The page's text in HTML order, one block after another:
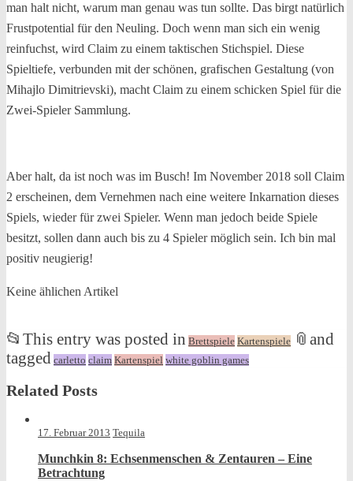
man halt nicht, warum man genau was tun sollte. Das birgt natürlich
Frustpotential für den Neuling. Doch wenn man sich ein wenig
reinfuchst, wird Claim zu einem taktischen Stichspiel. Diese
Spieltiefe, verbunden mit der schönen, grafischen Gestaltung (von
Mihajlo Dimitrievski), macht Claim zu einem schicken Spiel für die
Zwei-Spieler Sammlung.
Aber halt, da ist noch was im Busch! Im November 2018 soll Claim
2 erscheinen, dem Vernehmen nach eine weitere Inkarnation dieses
Spiels, wieder für zwei Spieler. Wenn man jedoch beide Spiele
besitzt, sollen dann auch bis zu 4 Spieler möglich sein. Ich bin mal
positiv neugierig!
Keine ählichen Artikel
📂 This entry was posted in Brettspiele Kartenspiele 📎 and
tagged carletto claim Kartenspiel white goblin games
Related Posts
17. Februar 2013 Tequila
Munchkin 8: Echsenmenschen & Zentauren – Eine
Betrachtung